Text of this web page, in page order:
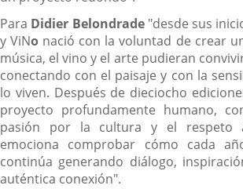
Para Didier Belondrade"desde sus
y ViNo nació con la voluntad de crear
música, el vino y el arte pudieran
conectando con el paisaje y con la
lo viven. Después de dieciocho
proyecto profundamente humano,
pasión por la cultura y el respeto
emociona comprobar cómo cada
continúa generando diálogo,
auténtica conexión".